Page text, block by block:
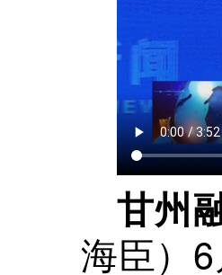
甘州
海臣）